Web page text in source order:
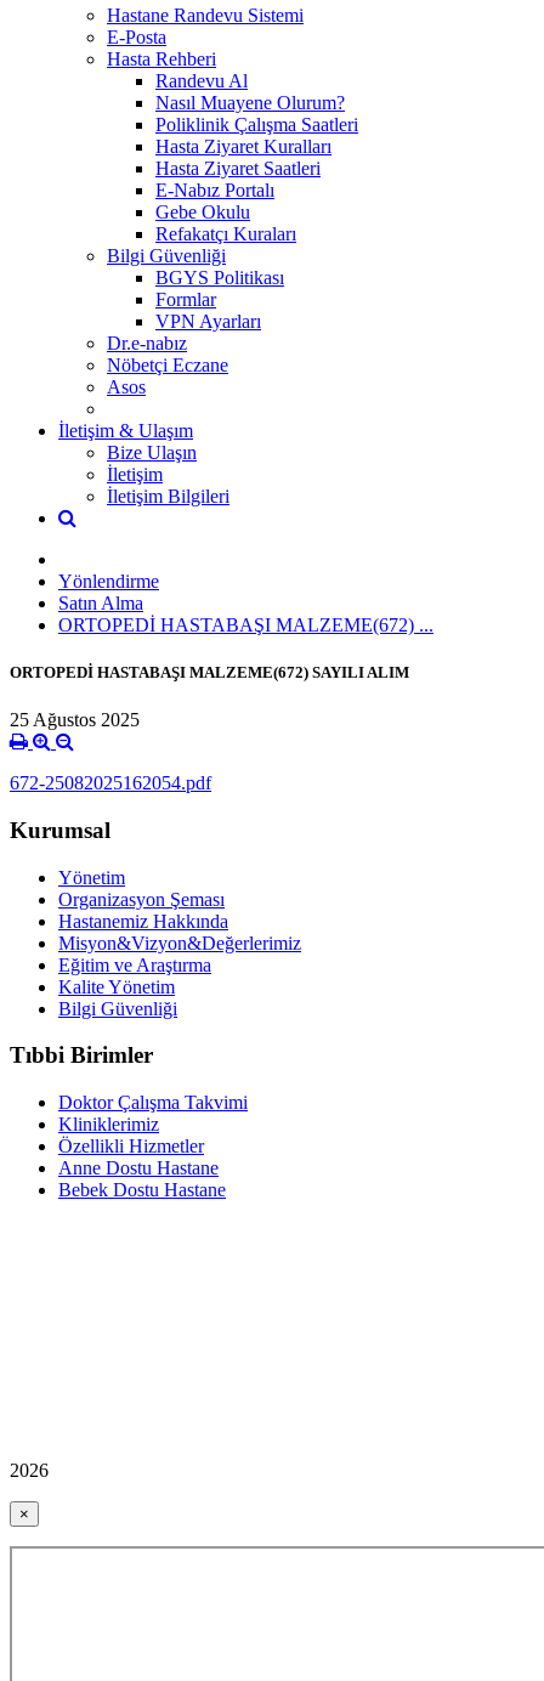
Hastane Randevu Sistemi
E-Posta
Hasta Rehberi
Randevu Al
Nasıl Muayene Olurum?
Poliklinik Çalışma Saatleri
Hasta Ziyaret Kuralları
Hasta Ziyaret Saatleri
E-Nabız Portalı
Gebe Okulu
Refakatçı Kuraları
Bilgi Güvenliği
BGYS Politikası
Formlar
VPN Ayarları
Dr.e-nabız
Nöbetçi Eczane
Asos
İletişim & Ulaşım
Bize Ulaşın
İletişim
İletişim Bilgileri
Yönlendirme
Satın Alma
ORTOPEDİ HASTABAŞI MALZEME(672) ...
ORTOPEDİ HASTABAŞI MALZEME(672) SAYILI ALIM
25 Ağustos 2025
672-25082025162054.pdf
Kurumsal
Yönetim
Organizasyon Şeması
Hastanemiz Hakkında
Misyon&Vizyon&Değerlerimiz
Eğitim ve Araştırma
Kalite Yönetim
Bilgi Güvenliği
Tıbbi Birimler
Doktor Çalışma Takvimi
Kliniklerimiz
Özellikli Hizmetler
Anne Dostu Hastane
Bebek Dostu Hastane
2026
×